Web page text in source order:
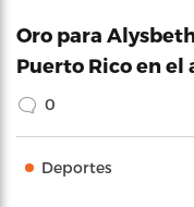
Oro para
Puerto Rico en el
0
Deportes